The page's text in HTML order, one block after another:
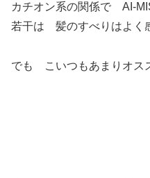
カチオン系の関係で AI-
若干は 髪のすべりはよく
でも こいつもあまりオス